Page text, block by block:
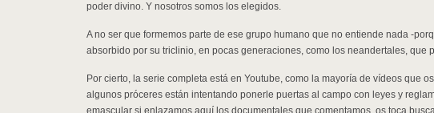
poder divino. Y nosotros somos los elegidos.
A no ser que formemos parte de ese grupo humano que no entiende nada -
absorbido por su triclinio, en pocas generaciones, como los neandertales, que
Por cierto, la serie completa está en Youtube, como la mayoría de vídeos que
algunos próceres están intentando ponerle puertas al campo con leyes y
emascular si enlazamos aquí los documentales que comentamos, os toca